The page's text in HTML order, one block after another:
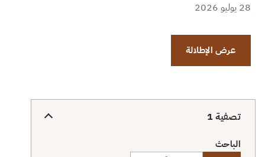
28 يوليو 2026
عرض الإطلالة
تصفية1
الباحث